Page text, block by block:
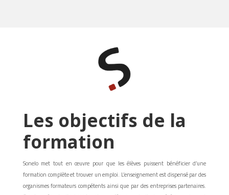
Les objectifs de la
formation
Sonelo met tout en œuvre pour que les élèves puissent bénéficier d’une
formation complète et trouver un emploi. L’enseignement est dispensé par des
organismes formateurs compétents ainsi que par des entreprises partenaires.